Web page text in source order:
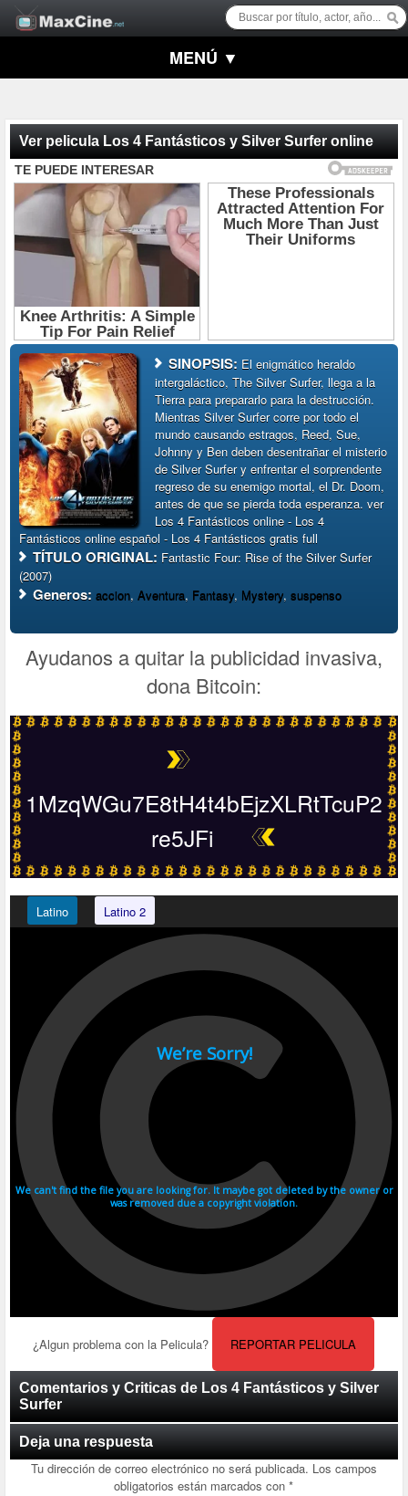
MENÚ ▼
Ver pelicula Los 4 Fantásticos y Silver Surfer online
SINOPSIS: El enigmático heraldo
intergaláctico, The Silver Surfer, llega a la
Tierra para prepararlo para la destrucción.
Mientras Silver Surfer corre por todo el
mundo causando estragos, Reed, Sue,
Johnny y Ben deben desentrañar el misterio
de Silver Surfer y enfrentar el sorprendente
regreso de su enemigo mortal, el Dr. Doom,
antes de que se pierda toda esperanza. ver
Los 4 Fantásticos online - Los 4
Fantásticos online español - Los 4 Fantásticos gratis full
TÍTULO ORIGINAL: Fantastic Four: Rise of the Silver Surfer
(2007)
Generos:accion, Aventura, Fantasy, Mystery, suspenso
Ayudanos a quitar la publicidad invasiva,
dona Bitcoin:
1MzqWGu7E8tH4t4bEjzXLRtTcuP2
re5JFi
Latino Latino 2
¿Algun problema con la Pelicula? REPORTAR PELICULA
Comentarios y Criticas de Los 4 Fantásticos y Silver
Surfer
Deja una respuesta
Tu dirección de correo electrónico no será publicada. Los campos
obligatorios están marcados con*